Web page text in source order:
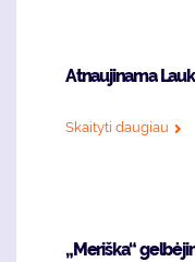
Atnaujinama
Skaityti daugiau
„Meriška“